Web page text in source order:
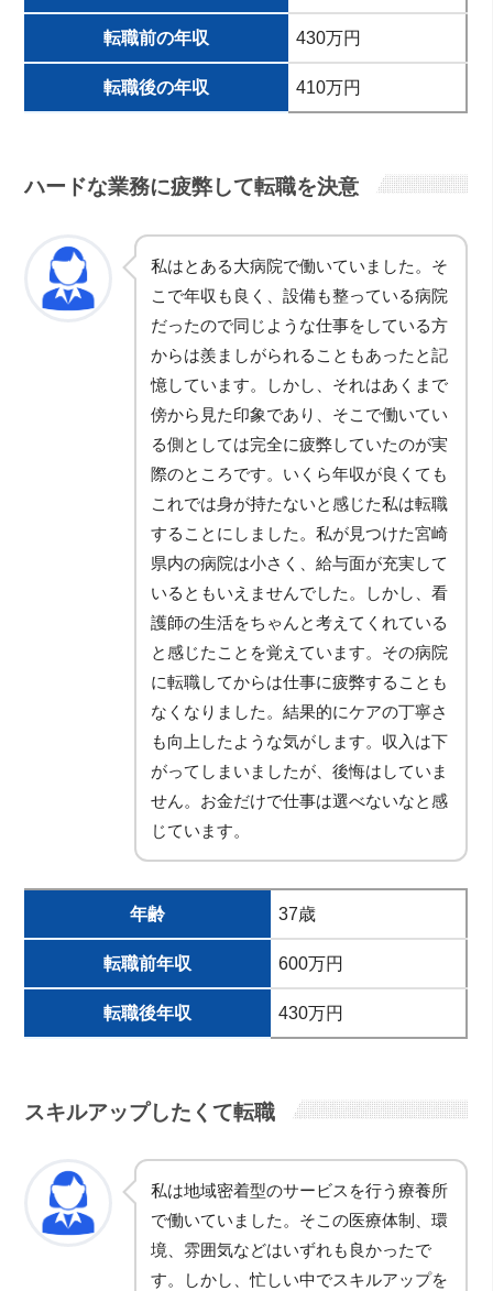
転職前の年収 430万円
転職後の年収 410万円
ハードな業務に疲弊して転職を決意
私はとある大病院で働いていました。そ
こで年収も良く、設備も整っている病院
だったので同じような仕事をしている方
からは羨ましがられることもあったと記
憶しています。しかし、それはあくまで
傍から見た印象であり、そこで働いてい
る側としては完全に疲弊していたのが実
際のところです。いくら年収が良くても
これでは身が持たないと感じた私は転職
することにしました。私が見つけた宮崎
県内の病院は小さく、給与面が充実して
いるともいえませんでした。しかし、看
護師の生活をちゃんと考えてくれている
と感じたことを覚えています。その病院
に転職してからは仕事に疲弊することも
なくなりました。結果的にケアの丁寧さ
も向上したような気がします。収入は下
がってしまいましたが、後悔はしていま
せん。お金だけで仕事は選べないなと感
じています。
年齢 37歳
転職前年収 600万円
転職後年収 430万円
スキルアップしたくて転職
私は地域密着型のサービスを行う療養所
で働いていました。そこの医療体制、環
境、雰囲気などはいずれも良かったで
す。しかし、忙しい中でスキルアップを